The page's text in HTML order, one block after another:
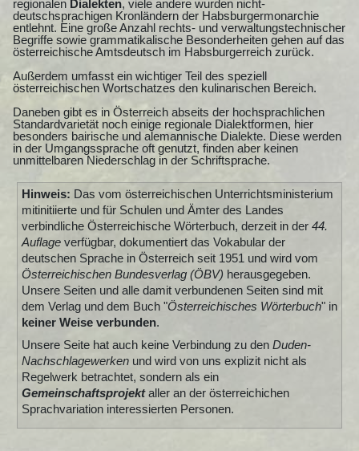
regionalen Dialekten, viele andere wurden nicht-
deutschsprachigen Kronländern der Habsburgermonarchie
entlehnt. Eine große Anzahl rechts- und verwaltungstechnischer
Begriffe sowie grammatikalische Besonderheiten gehen auf das
österreichische Amtsdeutsch im Habsburgerreich zurück.
Außerdem umfasst ein wichtiger Teil des speziell
österreichischen Wortschatzes den kulinarischen Bereich.
Daneben gibt es in Österreich abseits der hochsprachlichen
Standardvarietät noch einige regionale Dialektformen, hier
besonders bairische und alemannische Dialekte. Diese werden
in der Umgangssprache oft genutzt, finden aber keinen
unmittelbaren Niederschlag in der Schriftsprache.
Hinweis: Das vom österreichischen Unterrichtsministerium
mitinitiierte und für Schulen und Ämter des Landes
verbindliche Österreichische Wörterbuch, derzeit in der 44.
Auflageverfügbar, dokumentiert das Vokabular der
deutschen Sprache in Österreich seit 1951 und wird vom
Österreichischen Bundesverlag (ÖBV) herausgegeben.
Unsere Seiten und alle damit verbundenen Seiten sind mit
dem Verlag und dem Buch "Österreichisches Wörterbuch" in
keiner Weise verbunden.
Unsere Seite hat auch keine Verbindung zu den Duden-
Nachschlagewerkenund wird von uns explizit nicht als
Regelwerk betrachtet, sondern als ein
Gemeinschaftsprojektaller an der österreichichen
Sprachvariation interessierten Personen.